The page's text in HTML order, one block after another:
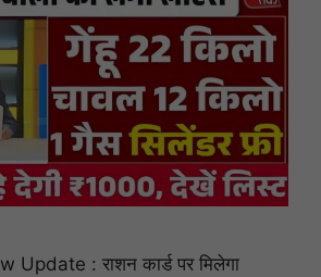
: राशन कार्ड पर मिलेगा